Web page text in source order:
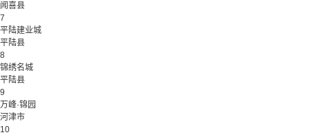
闻喜县
7
平陆建业城
平陆县
8
锦绣名城
平陆县
9
万峰·锦园
河津市
10